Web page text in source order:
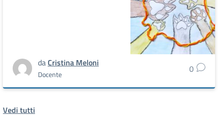
daCristina Meloni
Docente 0
Vedi tutti